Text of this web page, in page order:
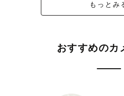
もっとみ
おすすめのカ